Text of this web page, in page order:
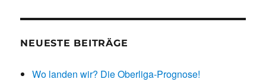
NEUESTE BEITRÄGE
Wo landen wir? Die Oberliga-Prognose!